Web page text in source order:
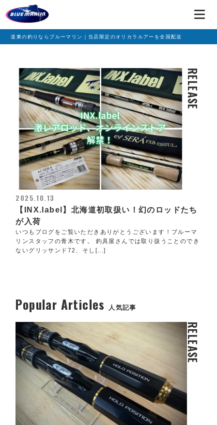
道東の釣りならブルーマリン｜当店限定のオリカラルアーを全国配送
RELEASE
2025.10.13
【INX.label】北海道初取扱い！幻のロッドたち
が入荷
いつもブログをご覧いただきありがとうございます！ブルーマ
リンスタッフの青木です。 釣具屋さんでは取り扱うことのでき
ないグリッサンド72、そし[...]
Popular Articles 人気記事
RELEASE